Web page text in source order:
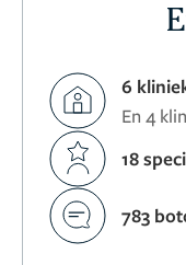
6
En 4
18
783